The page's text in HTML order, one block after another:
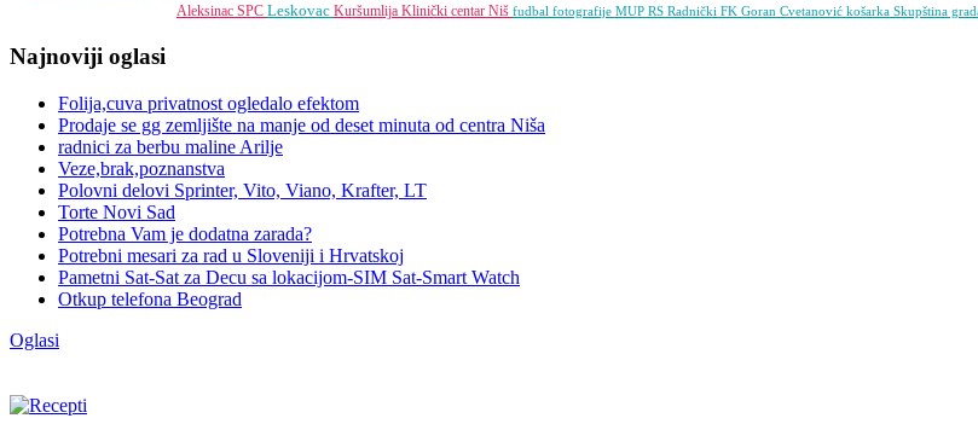
Aleksinac SPC Leskovac Kuršumlija Klinički centar Niš fudbal fotografije MUP RS Radnički FK Goran Cvetanović košarka Skupština
Najnoviji oglasi
Folija,cuva privatnost ogledalo efektom
Prodaje se gg zemljište na manje od deset minuta od centra Niša
radnici za berbu maline Arilje
Veze,brak,poznanstva
Polovni delovi Sprinter, Vito, Viano, Krafter, LT
Torte Novi Sad
Potrebna Vam je dodatna zarada?
Potrebni mesari za rad u Sloveniji i Hrvatskoj
Pametni Sat-Sat za Decu sa lokacijom-SIM Sat-Smart Watch
Otkup telefona Beograd
Oglasi